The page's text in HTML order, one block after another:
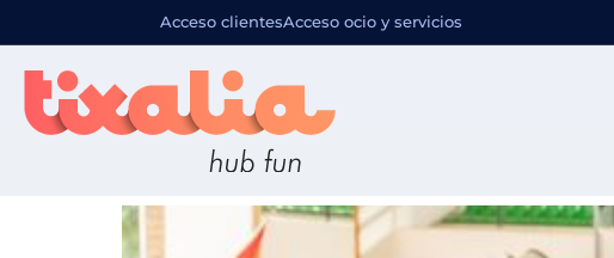
Acceso clientesAcceso ocio y servicios
Familia de
El Ranchito – Espectáculo Ecuestre